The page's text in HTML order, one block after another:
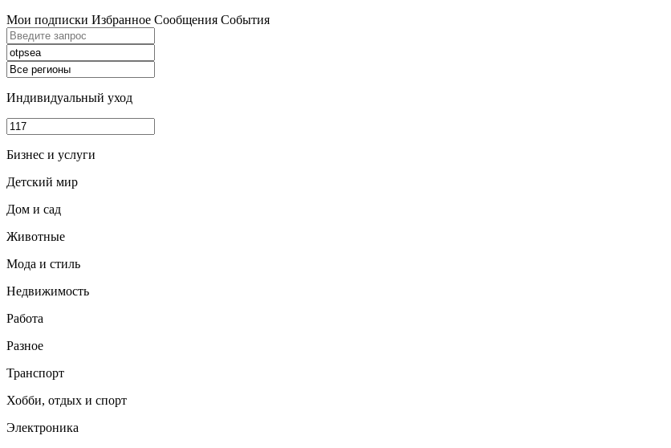
Мои подписки Избранное Сообщения События
Индивидуальный уход
Бизнес и услуги
Детский мир
Дом и сад
Животные
Мода и стиль
Недвижимость
Работа
Разное
Транспорт
Хобби, отдых и спорт
Электроника